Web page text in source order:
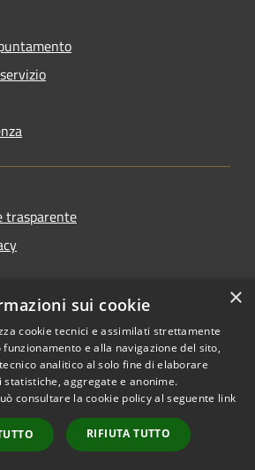
trasparente
Copyright © 2026 • Comune di
Alcamo • Powered by
Municipium•
Accesso
redazione
×
sui cookie
cookie tecnici e assimilati strettamente
e alla navigazione del sito,
analitico al solo fine di elaborare
statistiche, aggregate e anonime.
consultare la cookie policy al seguente link
RIFIUTA TUTTO